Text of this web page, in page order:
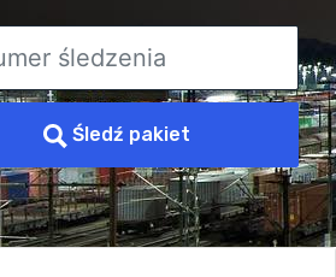
Śledź pakiet